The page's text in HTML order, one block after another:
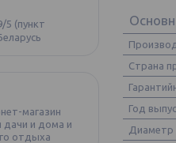
Страна
Год
Диаметр
5 (пункт
магазин
дачи и дома и
отдыха